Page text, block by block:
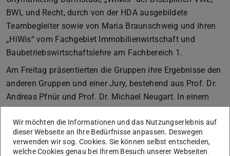
BWL und Recht, durch von der HDA ausgebildete
Teambegleiter sowie von Maria Braunschweig und ihren
„HiWis“ vom Fachgebiet Immobilienwirtschaft und
Baubetriebswirtschaftslehre am Fachbereich 1.
Am Freitag präsentierten die Gruppen ihre Ergebnisse den
anderen Gruppen und einer Jury, bestehend aus Prof. Dr.
Andreas Pfnür und Prof. Dr. Michael Neugart. In einem
abschließenden Voting durch die Jury und das Publikum
wurde ein Konzept zur Aufwertung der Schulstraße als
überzeugendste Idee prämiert. Insgesamt war diese
Straße ein Bereich, welcher nach Meinung vieler
Wir möchten die Informationen und das Nutzungserlebnis auf
dieser Webseite an Ihre Bedürfnisse anpassen. Deswegen
verwenden wir sog. Cookies. Sie können selbst entscheiden,
welche Cookies genau bei Ihrem Besuch unserer Webseiten